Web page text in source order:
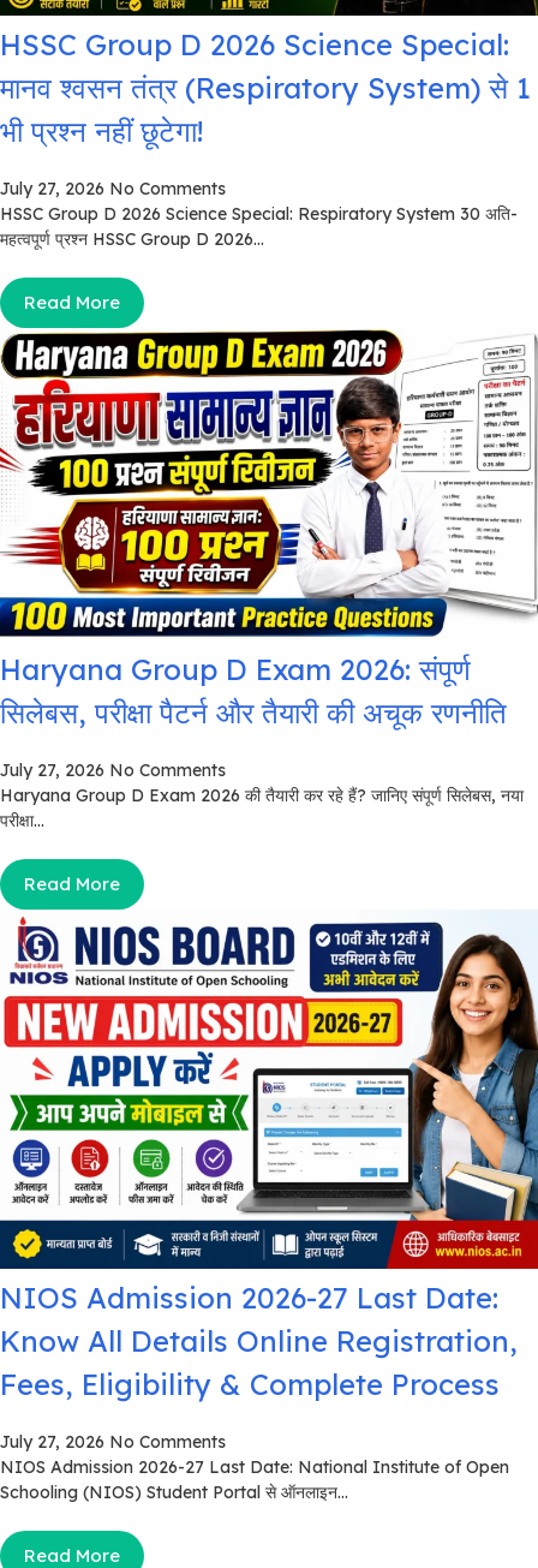
HSSC Group D 2026 Science Special:
मानव श्वसन तंत्र (Respiratory System) से 1
भी प्रश्न नहीं छूटेगा!
July 27, 2026 No Comments
HSSC Group D 2026 Science Special: Respiratory System 30 अति-
महत्वपूर्ण प्रश्न HSSC Group D 2026...
Read More
Haryana Group D Exam 2026: संपूर्ण
सिलेबस, परीक्षा पैटर्न और तैयारी की अचूक रणनीति
July 27, 2026 No Comments
Haryana Group D Exam 2026 की तैयारी कर रहे हैं? जानिए संपूर्ण सिलेबस, नया
परीक्षा...
Read More
NIOS Admission 2026-27 Last Date:
Know All Details Online Registration,
Fees, Eligibility & Complete Process
July 27, 2026 No Comments
NIOS Admission 2026-27 Last Date: National Institute of Open
Schooling (NIOS) Student Portal से ऑनलाइन...
Read More